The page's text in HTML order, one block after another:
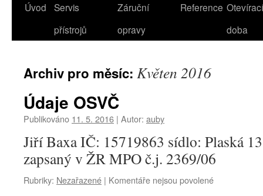
Přejít
webu
Úvod
Servis
přístrojů
Záruční
opravy
Reference Otevírací
doba
Archiv pro měsíc: Květen 2016
Údaje OSVČ
Publikováno 11. 5. 2016 | Autor: auby
Jiří Baxa IČ: 15719863 sídlo: Plaská
zapsaný v ŽR MPO č.j. 2369/06
Rubriky: Nezařazené | Komentáře nejsou povolenéu